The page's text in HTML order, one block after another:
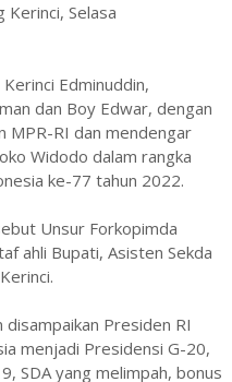
Kerinci, Selasa
Edminuddin,
dan Boy Edwar, dengan
MPR-RI dan mendengar
Widodo dalam rangka
ke-77 tahun 2022.
Unsur Forkopimda
ahli Bupati, Asisten Sekda
Presiden RI
menjadi Presidensi G-20,
SDA yang melimpah, bonus